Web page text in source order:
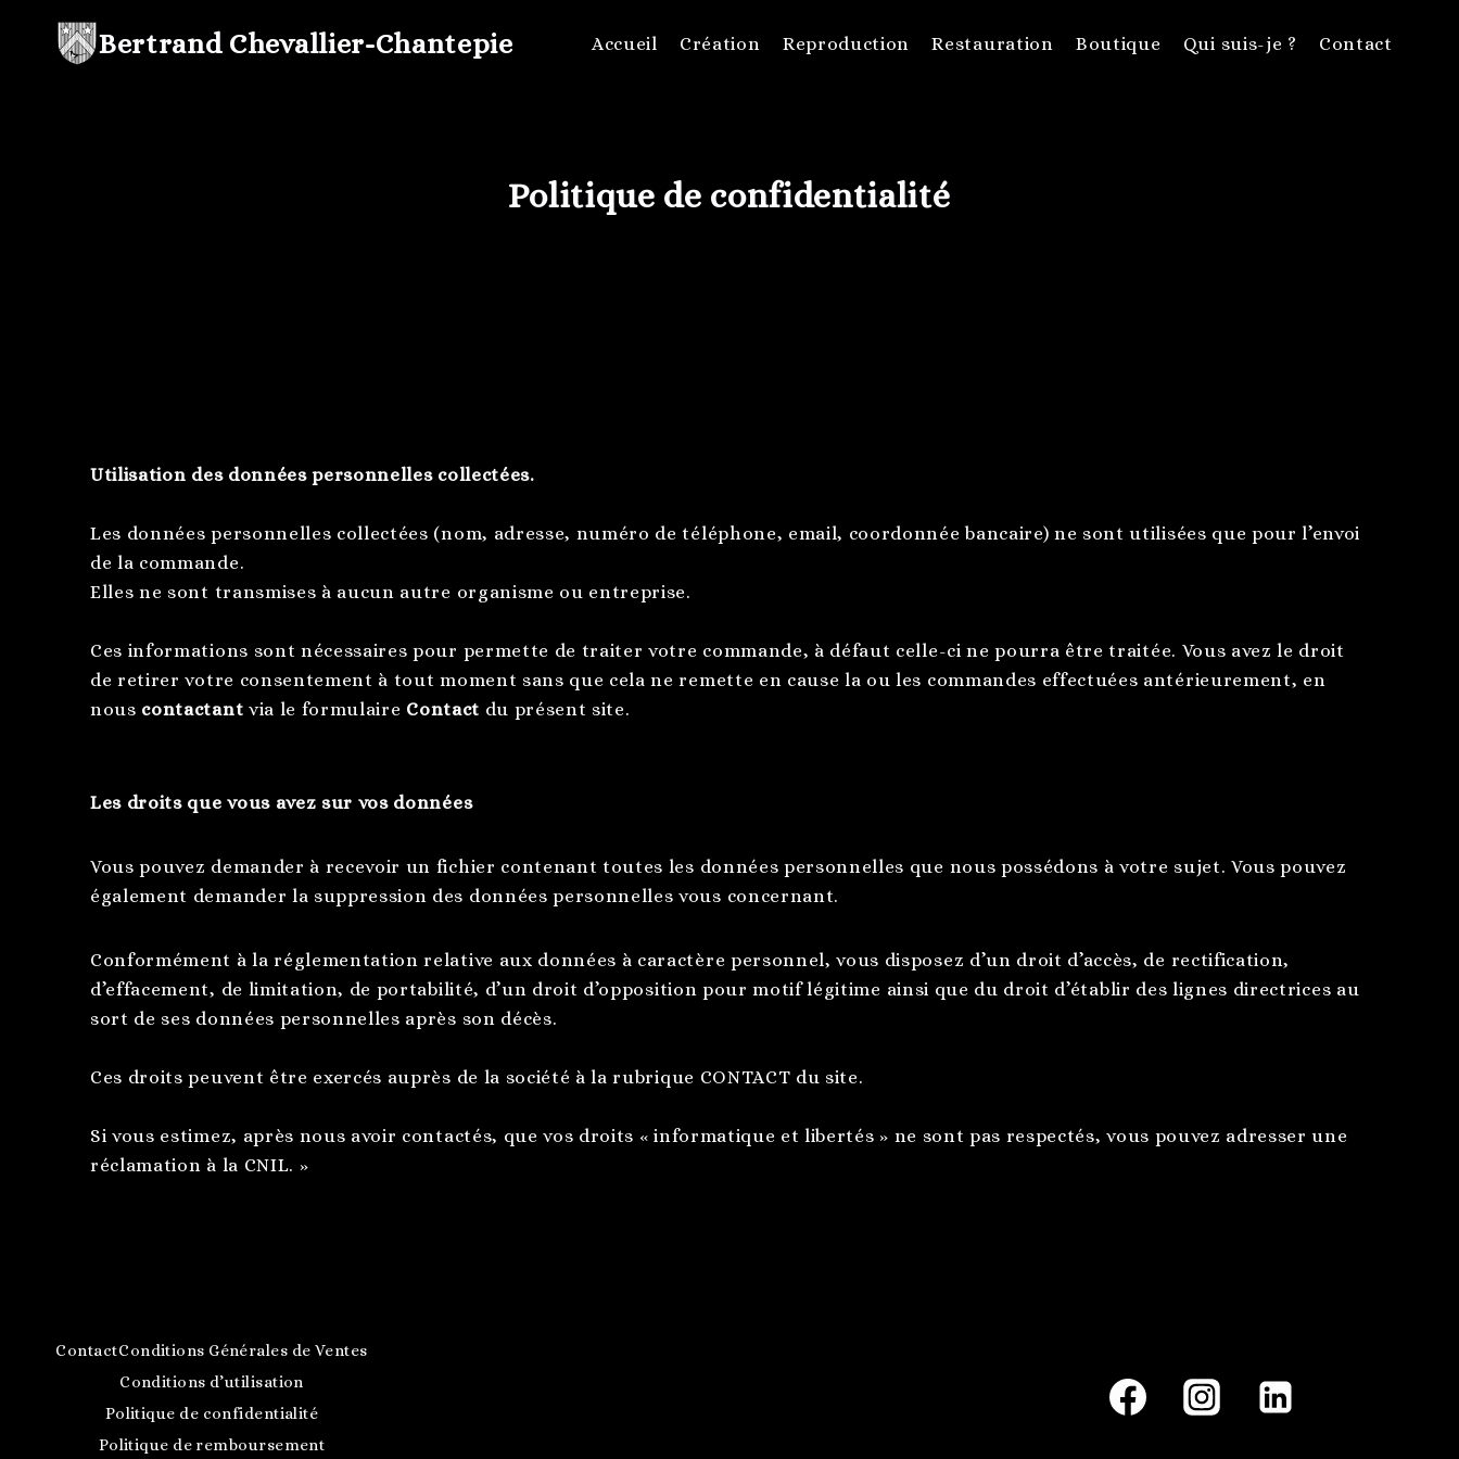
contenu
Bertrand Chevallier-Chantepie Accueil Création Reproduction Restauration Boutique Qui suis-je ? Contact
Politique de confidentialité
Utilisation des données personnelles collectées.
Les données personnelles collectées (nom, adresse, numéro de téléphone, email, coordonnée bancaire) ne sont utilisées que pour l’envoi
de la commande.
Elles ne sont transmises à aucun autre organisme ou entreprise.
Ces informations sont nécessaires pour permette de traiter votre commande, à défaut celle-ci ne pourra être traitée. Vous avez le droit
de retirer votre consentement à tout moment sans que cela ne remette en cause la ou les commandes effectuées antérieurement, en
nous contactant via le formulaire Contact du présent site.
Les droits que vous avez sur vos données
Vous pouvez demander à recevoir un fichier contenant toutes les données personnelles que nous possédons à votre sujet. Vous pouvez
également demander la suppression des données personnelles vous concernant.
Conformément à la réglementation relative aux données à caractère personnel, vous disposez d’un droit d’accès, de rectification,
d’effacement, de limitation, de portabilité, d’un droit d’opposition pour motif légitime ainsi que du droit d’établir des lignes directrices au
sort de ses données personnelles après son décès.
Ces droits peuvent être exercés auprès de la société à la rubrique CONTACT du site.
Si vous estimez, après nous avoir contactés, que vos droits « informatique et libertés » ne sont pas respectés, vous pouvez adresser une
réclamation à la CNIL. »
ContactConditions Générales de Ventes
Conditions d’utilisation
Politique de confidentialité
Politique de remboursement